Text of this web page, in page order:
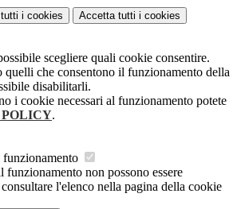
i cookies Accetta tutti i cookies
scegliere quali cookie consentire.
quelli che consentono il funzionamento della
disabilitarli.
i cookie necessari al funzionamento potete
.
funzionamento
funzionamento non possono essere
l'elenco nella pagina della cookie